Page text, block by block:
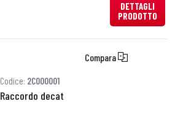
DETTAGLI
PRODOTTO
Compara
Codice: 2C000001
Raccordo decat